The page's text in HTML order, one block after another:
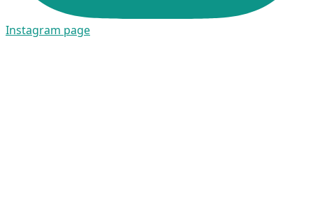
Instagram page